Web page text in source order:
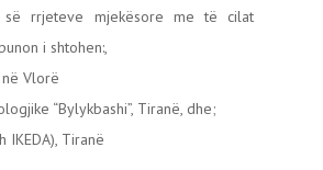
së rrjeteve mjekësore me të cilat
i shtohen:,
në Vlorë
“Bylykbashi”, Tiranë, dhe;
IKEDA), Tiranë